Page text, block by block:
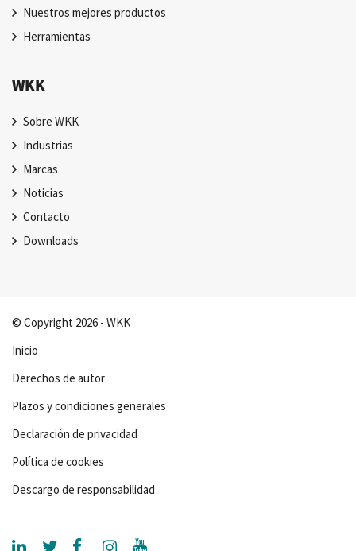
Nuestros mejores productos
Herramientas
WKK
Sobre WKK
Industrias
Marcas
Noticias
Contacto
Downloads
© Copyright 2026 - WKK
Inicio
Derechos de autor
Plazos y condiciones generales
Declaración de privacidad
Política de cookies
Descargo de responsabilidad